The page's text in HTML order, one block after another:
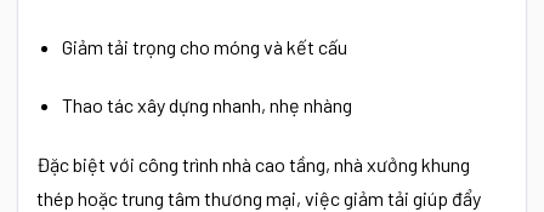
Giảm tải trọng cho móng và kết cấu
Thao tác xây dựng nhanh, nhẹ nhàng
Đặc biệt với công trình nhà cao tầng, nhà xưởng khung
thép hoặc trung tâm thương mại, việc giảm tải giúp đẩy